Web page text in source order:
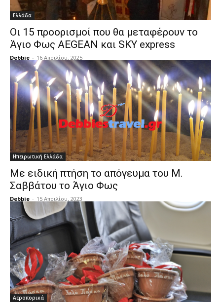
Ελλάδα
Οι 15 προορισμοί που θα μεταφέρουν το
Άγιο Φως AEGEAN και SKY express
Debbie - 16 Απριλίου, 2025
Ηπειρωτική Ελλάδα
Με ειδική πτήση το απόγευμα του Μ.
Σαββάτου το Άγιο Φως
Debbie - 15 Απριλίου, 2023
Αεροπορικά